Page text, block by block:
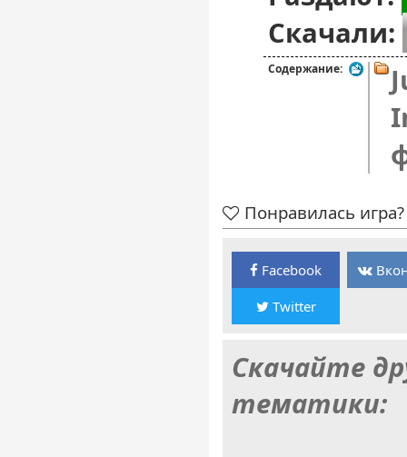
Скачали:
Содержание:
Понравилась
Facebook
Twitter
Скачайте
тематики: